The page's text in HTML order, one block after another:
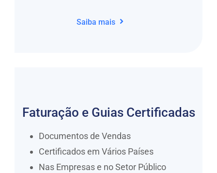
Saiba mais
Faturação e Guias Certificadas
Documentos de Vendas
Certificados em Vários Países
Nas Empresas e no Setor Público